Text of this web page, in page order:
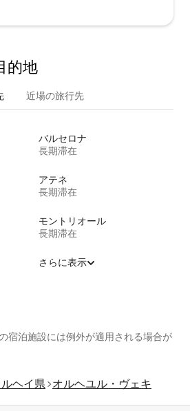
的⁠地
近場の旅行先
バルセロナ
長期滞在
アテネ
長期滞在
モントリオール
長期滞在
さらに表示
宿泊施設には例外が適用される場合が
ヘイ県 オルヘユル・ヴェキ